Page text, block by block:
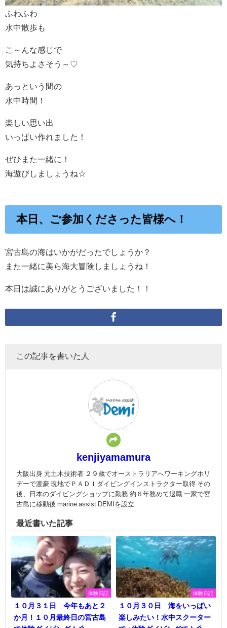
ふわふわ
水中散歩も
こ～んな感じで
気持ちよさそう～♡
あっという間の
水中時間！
楽しい思い出
いっぱい作れました！
ぜひまた一緒に！
海遊びしましょうね☆
本日、ご参加くださった皆様へ！
宮古島の海はいかがだったでしょうか？
また一緒に美ら海大冒険しましょうね！
本日は誠にありがとうございました！！
この記事を書いた人
kenjiyamamura
大阪出身 元土木技術者 ２９歳でオーストラリアへワーキングホリ
デーで渡豪 現地でＰＡＤＩダイビングインストラクター取得 その
後、日本のダイビングショップに勤務 約６年務めて退職 一家で宮
古島に移動後 marine assist DEMIを設立
最近書いた記事
体験日記
１０月３１日 今年もあと２
か月！１０月最終日の宮古島
体験日記
１０月３０日 海をいっぱい
楽しみたい！水中スクーター